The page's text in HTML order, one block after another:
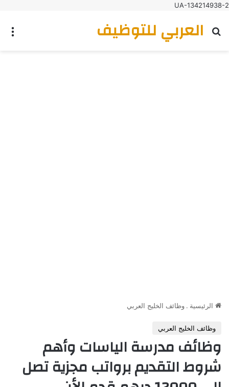
UA-134214938-2
العربي للتوظيف
بحث عن
الرئيسية . وظائف الخليج العربي
وظائف الخليج العربي
وظائف مدرسة الياسات وأهم
شروط التقديم برواتب مجزية تصل